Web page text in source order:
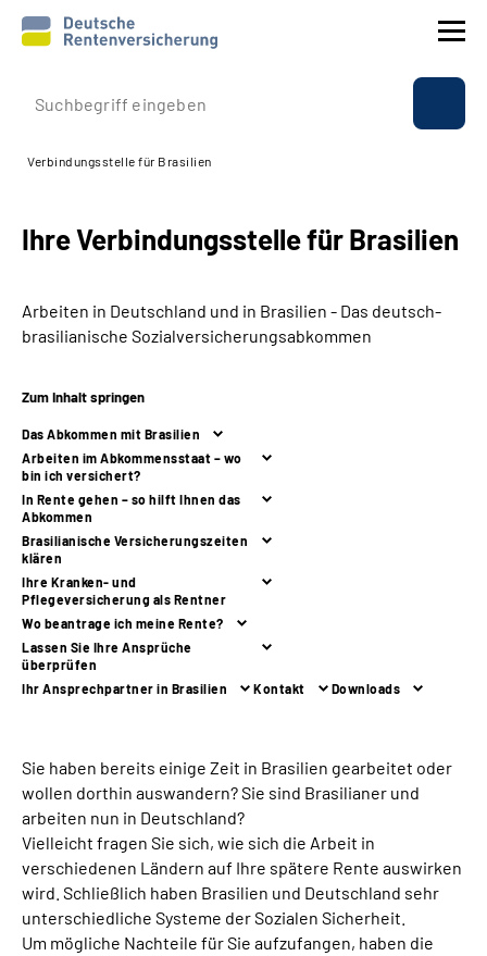
Prävention
Rente
Beratung & Kontakt
Online-Services
Suche
Language
Inhalte in Gebärdensprache (DGS)
Mein Kundenportal
Verbindungsstelle für Brasilien
Ihre Verbindungsstelle für Brasilien
Arbeiten in Deutschland und in Brasilien - Das deutsch-
brasilianische Sozialversicherungsabkommen
Zum Inhalt springen
Das Abkommen mit Brasilien
Arbeiten im Abkommensstaat – wo
bin ich versichert?
In Rente gehen – so hilft Ihnen das
Abkommen
Brasilianische Versicherungszeiten
klären
Ihre Kranken- und
Pflegeversicherung als Rentner
Wo beantrage ich meine Rente?
Lassen Sie Ihre Ansprüche
überprüfen
Ihr Ansprechpartner in Brasilien
Kontakt Downloads
Sie haben bereits einige Zeit in Brasilien gearbeitet oder
wollen dorthin auswandern? Sie sind Brasilianer und
arbeiten nun in Deutschland?
Vielleicht fragen Sie sich, wie sich die Arbeit in
verschiedenen Ländern auf Ihre spätere Rente auswirken
wird. Schließlich haben Brasilien und Deutschland sehr
unterschiedliche Systeme der Sozialen Sicherheit.
Um mögliche Nachteile für Sie aufzufangen, haben die